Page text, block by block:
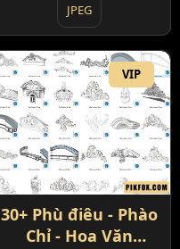
JPEG
VIP
30+ Phù điêu - Phào
Chỉ - Hoa Văn